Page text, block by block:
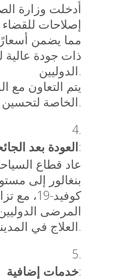
أدخلت وزارة
إصلاحات
مما يضمن
ذات جودة
الدوليين.
يتم التعاون مع
الخاصة لتحسين تجربة المرضى.
العودة بعد:
عاد قطاع
بنغالور إلى
كوفيد-19،
المرضى
العلاج في المدينة.
خدمات إضافية: